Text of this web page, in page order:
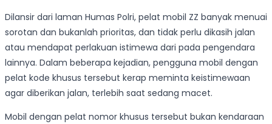
Dilansir dari laman Humas Polri, pelat mobil ZZ banyak menuai
sorotan dan bukanlah prioritas, dan tidak perlu dikasih jalan
atau mendapat perlakuan istimewa dari pada pengendara
lainnya. Dalam beberapa kejadian, pengguna mobil dengan
pelat kode khusus tersebut kerap meminta keistimewaan
agar diberikan jalan, terlebih saat sedang macet.
Mobil dengan pelat nomor khusus tersebut bukan kendaraan